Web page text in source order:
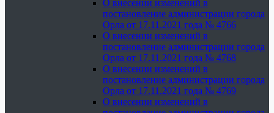
О внесении изменений в
постановление администрации города
Орла от 17.11.2021 года № 4766
О внесении изменений в
постановление администрации города
Орла от 17.11.2021 года № 4768
О внесении изменений в
постановление администрации города
Орла от 17.11.2021 года № 4769
О внесении изменений в